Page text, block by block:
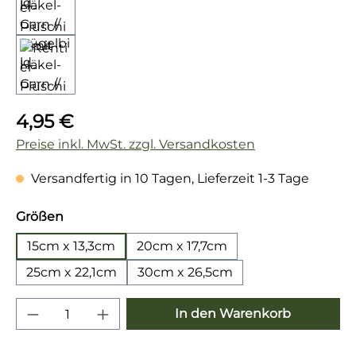
Regulärer Preis:
4,95 €
Preise inkl. MwSt. zzgl. Versandkosten
Versandfertig in 10 Tagen, Lieferzeit 1-3 Tage
Größen
15cm x 13,3cm
20cm x 17,7cm
25cm x 22,1cm
30cm x 26,5cm
Produkt Anzahl: Gib den
In den Warenkorb